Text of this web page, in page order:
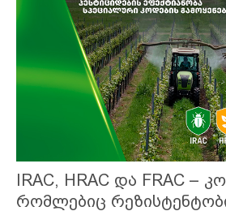
IRAC, HRAC და FRAC –
რომლებიც